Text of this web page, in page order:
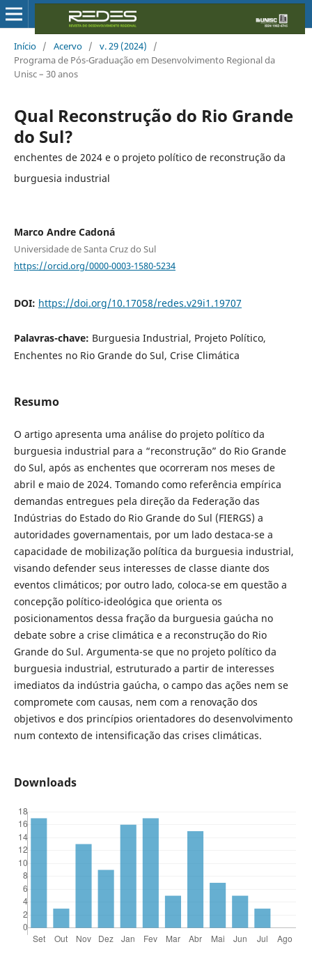
Início / Acervo / v. 29 (2024)
/
Programa de Pós-Graduação em Desenvolvimento Regional da
Unisc – 30 anos
Qual Reconstrução do Rio Grande
do Sul?
enchentes de 2024 e o projeto político de reconstrução da
burguesia industrial
Marco Andre Cadoná
Universidade de Santa Cruz do Sul
https://orcid.org/0000-0003-1580-5234
DOI: https://doi.org/10.17058/redes.v29i1.19707
Palavras-chave: Burguesia Industrial, Projeto Político,
Enchentes no Rio Grande do Sul, Crise Climática
Resumo
O artigo apresenta uma análise do projeto político da
burguesia industrial para a “reconstrução” do Rio Grande
do Sul, após as enchentes que ocorreram nos meses de
abril e maio de 2024. Tomando como referência empírica
demandas entregues pela direção da Federação das
Indústrias do Estado do Rio Grande do Sul (FIERGS) a
autoridades governamentais, por um lado destaca-se a
capacidade de mobilização política da burguesia industrial,
visando defender seus interesses de classe diante dos
eventos climáticos; por outro lado, coloca-se em questão a
concepção político-ideológica que orienta os
posicionamentos dessa fração da burguesia gaúcha no
debate sobre a crise climática e a reconstrução do Rio
Grande do Sul. Argumenta-se que no projeto político da
burguesia industrial, estruturado a partir de interesses
imediatos da indústria gaúcha, o campo das ações nem se
compromete com causas, nem com a renovação dos
objetivos e dos princípios orientadores do desenvolvimento
num contexto de intensificação das crises climáticas.
Downloads